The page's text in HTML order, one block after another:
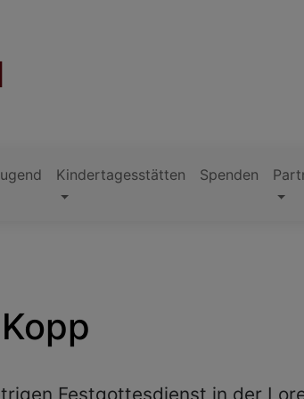
Kindertagesstätten Spenden
Festgottesdienst in der